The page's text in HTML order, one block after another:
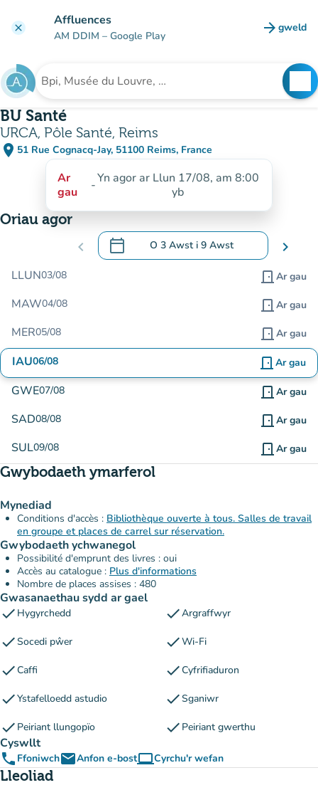
clear Affluences
AM DDIM – Google Play arrow_forward gweld
(tab
Chwilio am sefydliad
BU Santé
URCA, Pôle Santé, Reims
place 51 Rue Cognacq-Jay, 51100 Reims, France
(agor yn Google Maps)
(tab newydd)
Ar
gau
-Yn agor ar Llun 17/08, am 8:00
yb
Oriau agor
chevron_left calendar_today O 3 Awst i 9 Awst
.Agor y calendr i newid dyddiadau chevron_right
LLUN03/08 door_front Ar gau
MAW04/08 door_front Ar gau
MER05/08 door_front Ar gau
IAU06/08 door_front Ar gau
GWE07/08 door_front Ar gau
SAD08/08 door_front Ar gau
SUL09/08 door_front Ar gau
Gwybodaeth ymarferol
Mynediad
Conditions d'accès : Bibliothèque ouverte à tous. Salles de travail
en groupe et places de carrel sur réservation.
Gwybodaeth ychwanegol
Possibilité d'emprunt des livres : oui
Accès au catalogue : Plus d'informations
Nombre de places assises : 480
Gwasanaethau sydd ar gael
check Hygyrchedd checkArgraffwyr
checkSocedi pŵer checkWi-Fi
checkCaffi checkCyfrifiaduron
checkYstafelloedd astudio checkSganiwr
check Peiriant llungopïo check Peiriant gwerthu
Cyswllt
phone FfoniwchemailAnfon e-bostcomputerCyrchu'r wefan
(tab newydd)
Lleoliad